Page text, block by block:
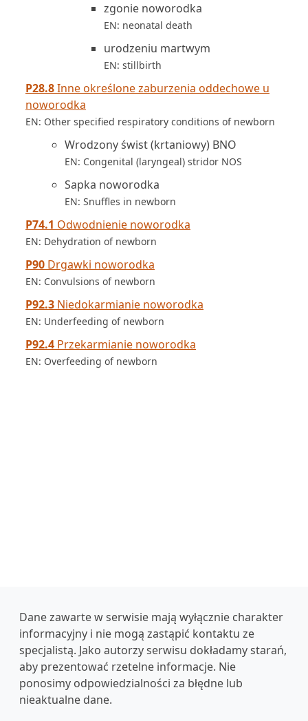
zgonie noworodka
EN: neonatal death
urodzeniu martwym
EN: stillbirth
P28.8Inne określone zaburzenia oddechowe u
noworodka
EN: Other specified respiratory conditions of newborn
Wrodzony świst (krtaniowy) BNO
EN: Congenital (laryngeal) stridor NOS
Sapka noworodka
EN: Snuffles in newborn
P74.1 Odwodnienie noworodka
EN: Dehydration of newborn
P90 Drgawki noworodka
EN: Convulsions of newborn
P92.3 Niedokarmianie noworodka
EN: Underfeeding of newborn
P92.4 Przekarmianie noworodka
EN: Overfeeding of newborn
Dane zawarte w serwisie mają wyłącznie charakter
informacyjny i nie mogą zastąpić kontaktu ze
specjalistą. Jako autorzy serwisu dokładamy starań,
aby prezentować rzetelne informacje. Nie
ponosimy odpowiedzialności za błędne lub
nieaktualne dane.